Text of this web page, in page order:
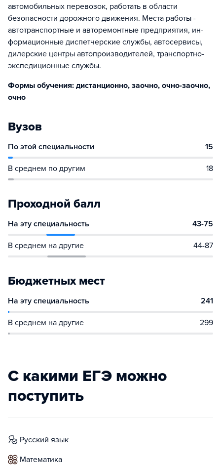
автомобильных перевозок, работать в области
безопасности дорожного движения. Места работы -
автотранспортные и авторемонтные пред­при­я­ти­я, ин­
фор­ма­ци­он­ные дис­пет­чер­ские службы, ав­то­сер­ви­сы,
ди­лер­ские цен­тры автопроизводителей, транс­порт­но-
экс­пе­ди­ци­он­ные служ­бы.
Формы обучения: дистанционно, заочно, очно-заочно,
очно
Вузов
По этой специальности 15
В среднем по другим 18
Проходной балл
На эту специальность 43-75
В среднем на другие 44-87
Бюджетных мест
На эту специальность 241
В среднем на другие 299
С какими ЕГЭ можно
поступить
русский язык
математика